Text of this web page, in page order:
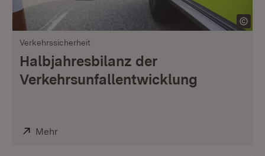
Verkehrssicherheit
Halbjahresbilanz der
Verkehrsunfallentwicklung
Extern:
Mehr(Öffnet in neuem Fenster)